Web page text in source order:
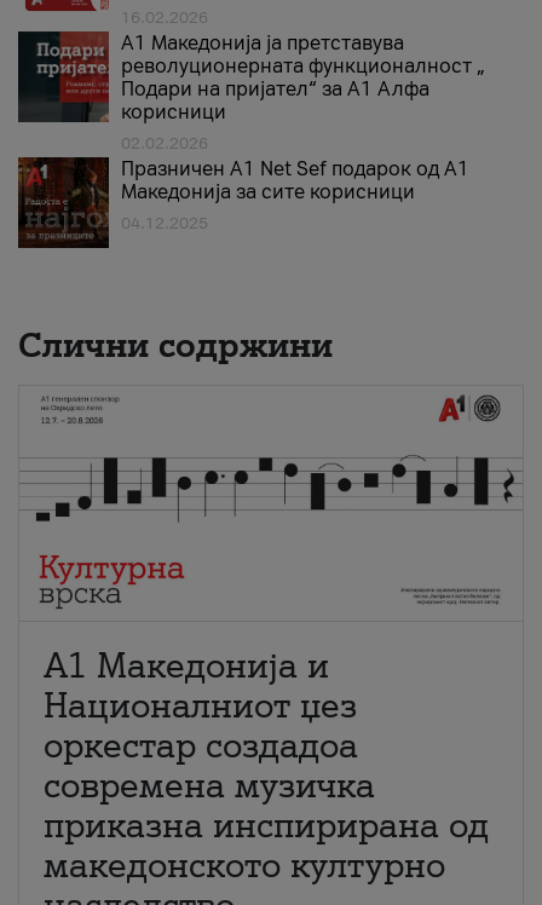
16.02.2026
А1 Македонија ја претставува
револуционерната функционалност „
Подари на пријател“ за А1 Алфа
корисници
02.02.2026
Празничен A1 Net Sеf подарок од А1
Македонија за сите корисници
04.12.2025
Слични содржини
А1 Македонија и
Националниот џез
оркестар создадоа
современа музичка
приказна инспирирана од
македонското културно